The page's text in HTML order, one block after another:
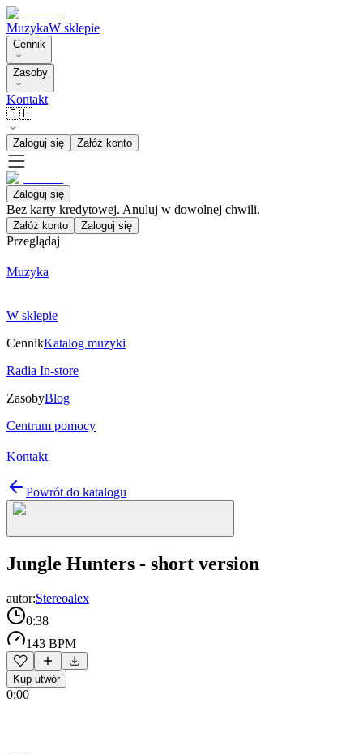
MuzykaW sklepie
Cennik
Zasoby
Kontakt
🇵🇱
Zaloguj się Załóż konto
Zaloguj się
Bez karty kredytowej. Anuluj w dowolnej chwili.
Załóż konto Zaloguj się
Przeglądaj
Muzyka
W sklepie
CennikKatalog muzyki
Radia In-store
ZasobyBlog
Centrum pomocy
Kontakt
Powrót do katalogu
Jungle Hunters - short version
autor:Stereoalex
0:38
143 BPM
Kup utwór
0:00